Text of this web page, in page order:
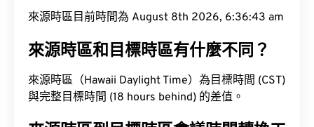
來源時區目前時間為 August 8th 2026, 6:36:44 am
來源時區和目標時區有什麼不同？
來源時區（Hawaii Daylight Time）為目標時間 (CST)
與完整目標時間 (18 hours behind) 的差值。